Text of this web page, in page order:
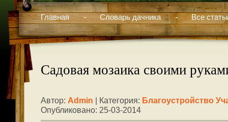
Главная Словарь дачника Все
Садовая мозаика своими
Автор: Admin | Категория: Благоустройство
Опубликовано: 25-03-2014